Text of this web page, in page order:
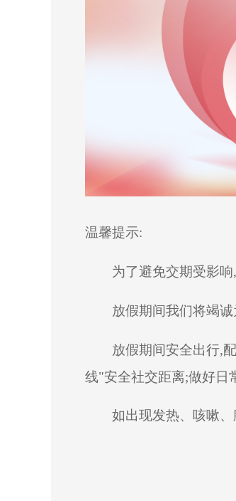
温馨提示:
为了避免交期受影响
放假期间我们将竭诚
放假期间安全出行,
线"安全社交距离;做好日
如出现发热、咳嗽、